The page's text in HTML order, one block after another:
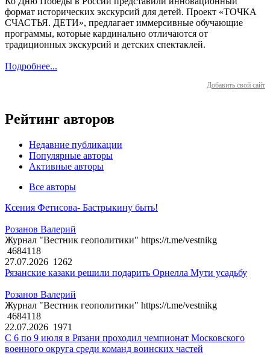
формат исторических экскурсий для детей. Проект «ТОЧКА
СЧАСТЬЯ. ДЕТИ», предлагает иммерсивные обучающие
программы, которые кардинально отличаются от
традиционных экскурсий и детских спектаклей.
Подробнее...
Добавить свой сайт
Рейтинг авторов
Недавние публикации
Популярные авторы
Активные авторы
Все авторы
Ксения Фетисова- Бастрыкину быть!
Розанов Валерий
Журнал "Вестник геополитики" https://t.me/vestnikg
4684118
27.07.2026 1262
Рязанские казаки решили подарить Орнелла Мути усадьбу
Розанов Валерий
Журнал "Вестник геополитики" https://t.me/vestnikg
4684118
22.07.2026 1971
С 6 по 9 июля в Рязани проходил чемпионат Московского
военного округа среди команд воинских частей